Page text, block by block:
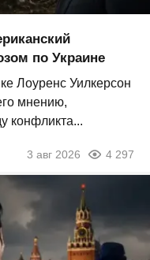
по Украине
Лоуренс Уилкерсон
мнению,
конфликта...
3 авг 2026 4 297